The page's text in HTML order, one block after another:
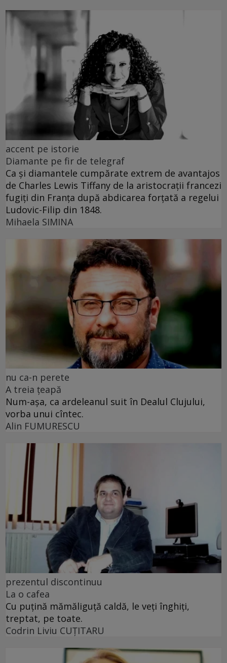
accent pe istorie
Diamante pe fir de telegraf
Ca și diamantele cumpărate extrem de avantajos
de Charles Lewis Tiffany de la aristocrații francezi
fugiți din Franța după abdicarea forțată a regelui
Ludovic-Filip din 1848.
Mihaela SIMINA
nu ca-n perete
A treia țeapă
Num-așa, ca ardeleanul suit în Dealul Clujului,
vorba unui cîntec.
Alin FUMURESCU
prezentul discontinuu
La o cafea
Cu puţină mămăliguţă caldă, le veţi înghiţi,
treptat, pe toate.
Codrin Liviu CUŢITARU